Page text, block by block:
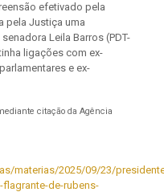
efetivado pela
pela Justiça uma
Leila Barros (PDT-
ligações com ex-
e ex-
citação da Agência
materias/2025/09/23/
de-rubens-